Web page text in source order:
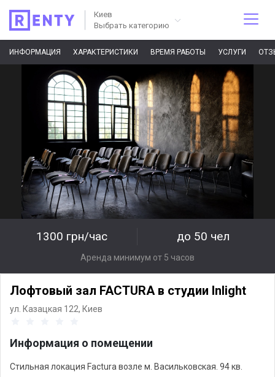
Киев
Выбрать категорию
ИНФОРМАЦИЯ ХАРАКТЕРИСТИКИ ВРЕМЯ РАБОТЫ УСЛУГИ
1300 грн/час до 50 чел
Аренда минимум от 5 часов
Лофтовый зал FACTURA в студии Inlight
ул. Казацкая 122, Киев
Информация о помещении
Стильная локация Factura возле м. Васильковская. 94 кв.